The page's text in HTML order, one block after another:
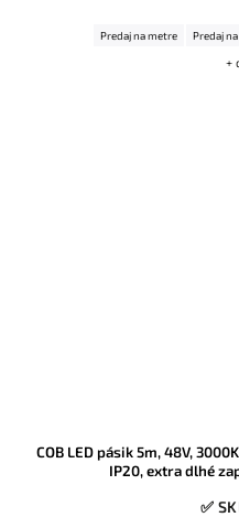
Predaj na metre Predaj
+
COB LED pásik 5m, 48V,
IP20, extra dlhé
✅